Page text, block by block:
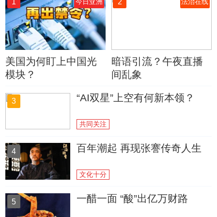
1 今日亚洲
美国为何盯上中国光
模块？
2 法治在线
暗语引流？午夜直播
间乱象
3 “AI双星”上空有何新本领？
共同关注
4 百年潮起 再现张謇传奇人生
文化十分
5 一醋一面 “酸”出亿万财路